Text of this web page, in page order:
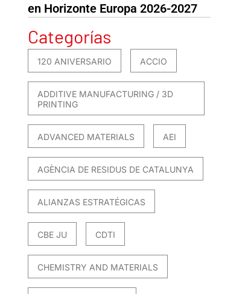
en Horizonte Europa 2026-2027
Categorías
120 ANIVERSARIO ACCIO
ADDITIVE MANUFACTURING / 3D
PRINTING
ADVANCED MATERIALS AEI
AGÈNCIA DE RESIDUS DE CATALUNYA
ALIANZAS ESTRATÉGICAS
CBE JU CDTI
CHEMISTRY AND MATERIALS